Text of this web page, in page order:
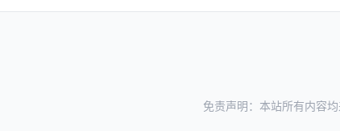
免责声明：本站所有内容